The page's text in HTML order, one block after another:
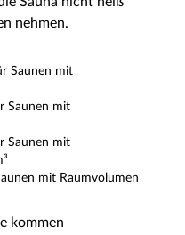
nehmen.
Saunen mit
Saunen mit
Saunen mit
mit Raumvolumen
kommen